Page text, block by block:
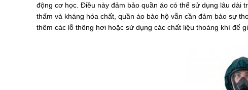
động cơ học. Điều này đảm bảo quần áo có thể sử dụng lâu dài
thấm và kháng hóa chất, quần áo bảo hộ vẫn cần đảm bảo sự
thêm các lỗ thông hơi hoặc sử dụng các chất liệu thoáng khí để